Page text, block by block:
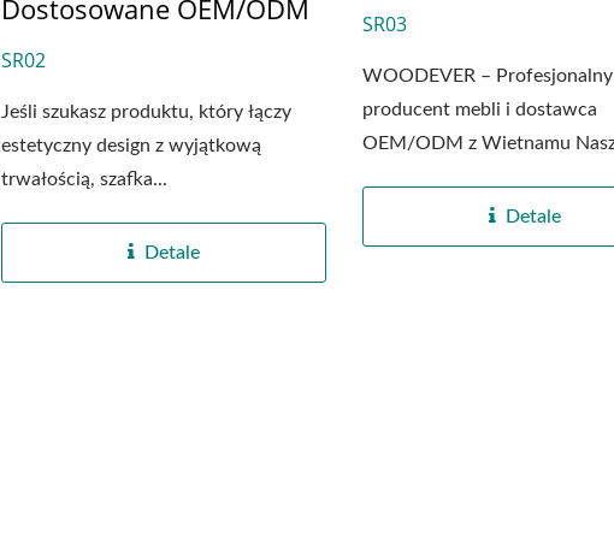
Dostosowane OEM/ODM
SR02
Jeśli szukasz produktu, który łączy
estetyczny design z wyjątkową
trwałością, szafka...
Detale
SR03
WOODEVER – Profesjonalny
producent mebli i dostawca
OEM/ODM z Wietnamu
Detale